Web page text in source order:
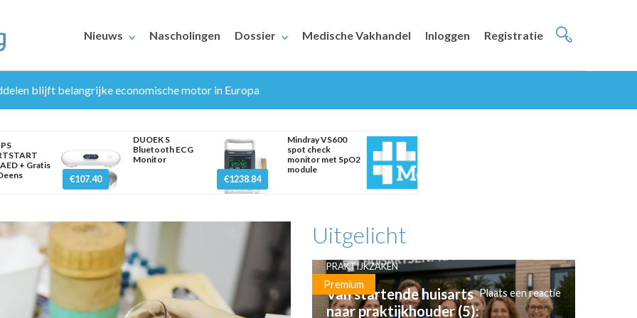
Nieuws Nascholingen Dossier Medische Vakhandel Inloggen Registratie
blijft belangrijke economische motor in Europa
+ Gratis
€107.40
DUOEK S
Bluetooth ECG
Monitor
€1238.84
Mindray VS600
spot check
monitor met SpO2
module
Uitgelicht
Premium
PRAKTIJKZAKEN
Van startende huisarts
naar praktijkhouder (5):
Plaats een reactie